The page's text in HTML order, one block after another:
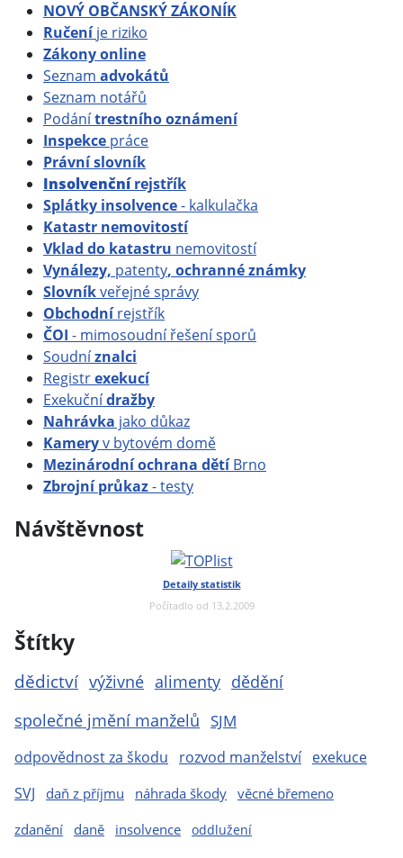
NOVÝ OBČANSKÝ ZÁKONÍK
Ručeníje riziko
Zákony online
Seznam advokátů
Seznam notářů
Podánítrestního oznámení
Inspekce práce
Právní slovník
Insolvenčnírejstřík
Splátky insolvence- kalkulačka
Katastr nemovitostí
Vklad do katastru nemovitostí
Vynálezy, patenty, ochranné známky
Slovníkveřejné správy
Obchodnírejstřík
ČOI - mimosoudní řešení sporů
Soudníznalci
Registrexekucí
Exekučnídražby
Nahrávka jako důkaz
Kameryv bytovém domě
Mezinárodní ochrana dětíBrno
Zbrojní průkaz- testy
Návštěvnost
Detaily statistik
Počítadlo od 13.2.2009
Štítky
dědictví výživné alimenty dědění
společné jmění manželů SJM
odpovědnost za škodu rozvod manželství exekuce
SVJ
daň z příjmu náhrada škody věcné břemeno
zdanění
daně insolvence oddlužení